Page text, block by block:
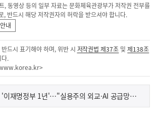
, 동영상 등의 일부 자료는 문화체육관광부가 저작권 전부를
, 반드시 해당 저작권자의 허락을 받으셔야 합니다.
내
드시 표기해야 하며, 위반 시 저작권법 제37조 및제138조
.
>
외신이 평가한 '이재명정부 1년'…"실용주의 외교·AI 공급망 핵심국"